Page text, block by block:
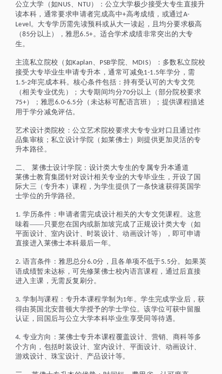
公立大学（如NUS、 NTU ）：公立大学极少接受大专生直接升
读本科，通常要求申请者完成高中+高考成绩，或通过A-
Level。大专学历需先读预科或从大一读起，且均分要求极高
（85分以上），雅思6.5+。适合学术成绩非常突出的大专
生。
主流私立院校（如Kaplan、 PSB学院、 MDIS）：多数私立院校
接受大专毕业生申请专升本，通常可减免1-1.5年学分，需
1.5-2年完成本科。核心条件包括：持有受认可的大专文凭
（相关专业优先）；大专期间均分70分以上（部分院校要求
75+）；雅思6.0-6.5分（未达标可配语言班）；提供课程描述
用于学分减免评估。
艺术设计类院校：公立艺术院校要求大专专业对口且通过作
品集审核；私立设计学院（如莱佛士）则提供更加灵活的专
升本路径。
二、
莱佛士设计学院：设计类大专生的专属专升本通道
莱佛士教育集团针对设计相关专业的大专毕业生，开设了国
际大三（专升本）课程，为学生提供了一条快速获得英国学
士学位的升学路径。
1.学历条件：申请者需完成设计相关的大专文凭课程。这意
味着——只要您在国内或新加坡完成了正规设计类大专（如
平面设计、室内设计、时装设计、动画设计等），即可申请
直接进入莱佛士本科最后一年。
2.语言条件：雅思总分6.0分，且各单项不低于5.5分。如果英
语成绩暂未达标，可先修莱佛士校内语言课程，通过后直接
进入主课，无需反复刷分。
3.学制与课程：专升本课程学制为1年。学生完成学业后，获
得由英国北安普顿大学授予的学士学位。该学位可获中留服
认证，回国后与公立大学本科毕业生享受同等待遇。
4.专业方向：莱佛士专升本课程覆盖设计、营销、商科等多
个方向，包括时装设计、室内设计、平面设计、动画设计、
游戏设计、珠宝设计、产品设计等。